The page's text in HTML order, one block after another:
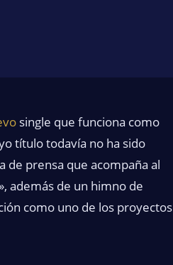
single que funciona como
título todavía no ha sido
de prensa que acompaña al
además de un himno de
como uno de los proyectos